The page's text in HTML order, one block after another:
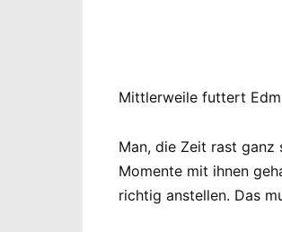
Mittlerweile futtert
Man, die Zeit rast ganz
Momente mit ihnen
richtig anstellen. Das